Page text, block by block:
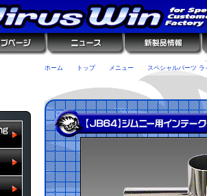
ホーム トップ メニュー スペシャルパーツ ラ